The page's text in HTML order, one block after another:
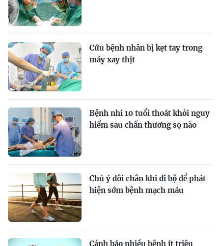
Cứu bệnh nhân bị kẹt tay trong
máy xay thịt
Bệnh nhi 10 tuổi thoát khỏi nguy
hiểm sau chấn thương sọ não
Chú ý đôi chân khi đi bộ để phát
hiện sớm bệnh mạch máu
Cảnh báo nhiều bệnh ít triệu